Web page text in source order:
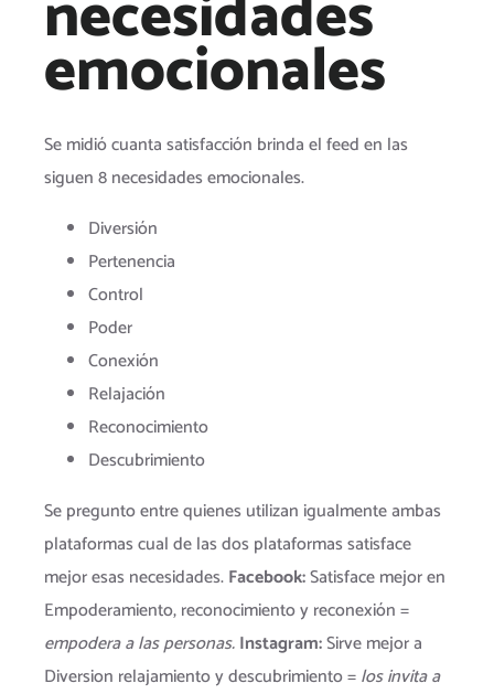
emocionales
Se midió cuanta satisfacción brinda el feed en las
siguen 8 necesidades emocionales.
Diversión
Pertenencia
Control
Poder
Conexión
Relajación
Reconocimiento
Descubrimiento
Se pregunto entre quienes utilizan igualmente ambas
plataformas cual de las dos plataformas satisface
mejor esas necesidades.Facebook:Satisface mejor en
Empoderamiento, reconocimiento y reconexión =
empodera a las personas.Instagram:Sirve mejor a
Diversion relajamiento y descubrimiento =los invita a